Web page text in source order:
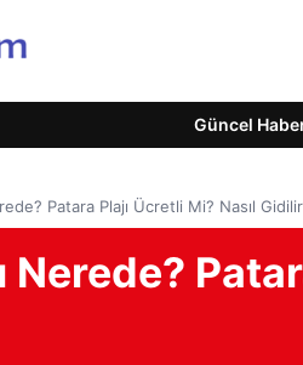
Güncel
Patara Plajı Ücretli Mi? Nasıl
Nerede?